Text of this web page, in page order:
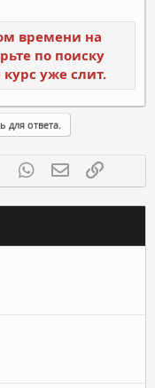
времени на
по поиску
уже слит.
для ответа.
Tumblr WhatsAppЭлектронная